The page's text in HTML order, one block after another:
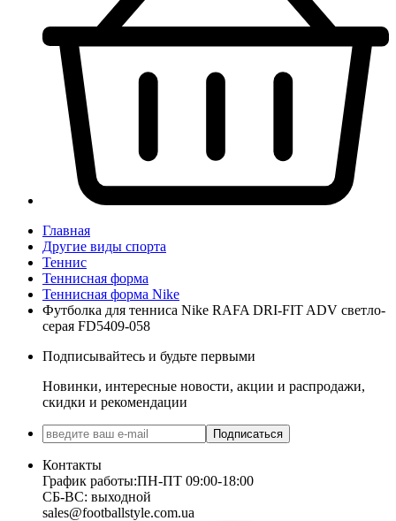
Главная
Другие виды спорта
Теннис
Теннисная форма
Теннисная форма Nike
Футболка для тенниса Nike RAFA DRI-FIT ADV светло-
серая FD5409-058
Подписывайтесь и будьте первыми
Новинки, интересные новости, акции и распродажи,
скидки и рекомендации
Подписаться
Контакты
График работы:ПН-ПТ 09:00-18:00
СБ-ВС: выходной
sales@footballstyle.com.ua